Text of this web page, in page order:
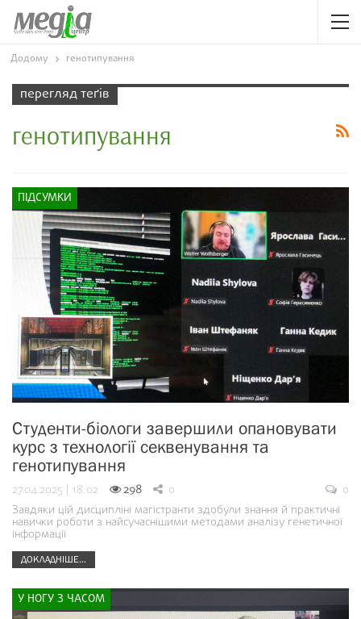
Додому генотипування
перегляд теґів
генотипування
ПІДСУМКИ
Студенти-біологи завершили опановувати
курс з технології секвенування та
генотипування
27.04.2025 | 18:02 298 0
0
Завдяки цій дисципліні магістранти здобули знання й практичні
навички роботи з найсучаснішими методами аналізу генетичної
інформації
ДОКЛАДНІШЕ...
У НОГУ З ЧАСОМ